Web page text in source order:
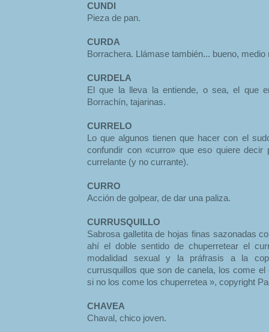
CUNDI
Pieza de pan.
CURDA
Borrachera. Llámase también... bueno,
CURDELA
El que la lleva la entiende, o sea, el que
Borrachín, tajarinas.
CURRELO
Lo que algunos tienen que hacer con el
confundir con «curro» que eso quiere decir
currelante (y no currante).
CURRO
Acción de golpear, de dar una paliza.
CURRUSQUILLO
Sabrosa galletita de hojas finas sazonadas
ahí el doble sentido de chuperretear el
modalidad sexual y la práfrasis a la
currusquillos que son de canela, los come
si no los come los chuperretea », copyright
CHAVEA
Chaval, chico joven.